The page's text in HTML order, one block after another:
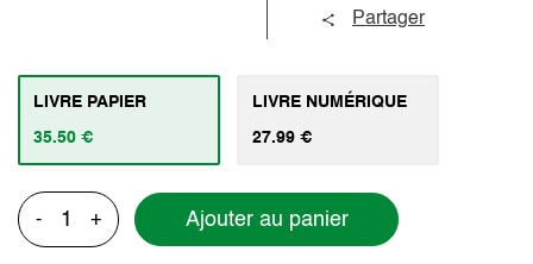
Partager
LIVRE PAPIER
35.50 €
LIVRE NUMÉRIQUE
27.99 €
- + Ajouter au panier